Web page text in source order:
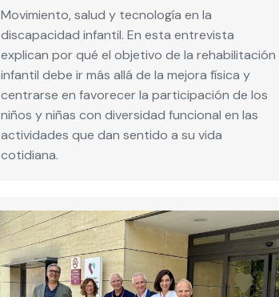
Movimiento, salud y tecnología en la
discapacidad infantil. En esta entrevista
explican por qué el objetivo de la rehabilitación
infantil debe ir más allá de la mejora física y
centrarse en favorecer la participación de los
niños y niñas con diversidad funcional en las
actividades que dan sentido a su vida
cotidiana.